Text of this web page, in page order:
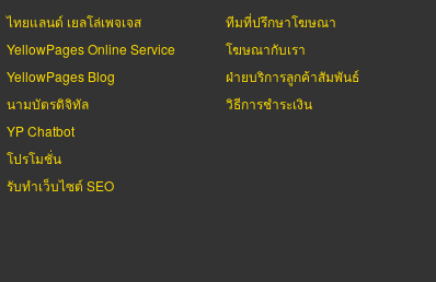
ไทยแลนด์ เยลโล่เพจเจส
YellowPages Online Service
YellowPages Blog
นามบัตรดิจิทัล
YP Chatbot
โปรโมชั่น
รับทำเว็บไซต์ SEO
ทีมที่ปรึกษาโฆษณา
โฆษณากับเรา
ฝ่ายบริการลูกค้าสัมพันธ์
วิธีการชำระเงิน